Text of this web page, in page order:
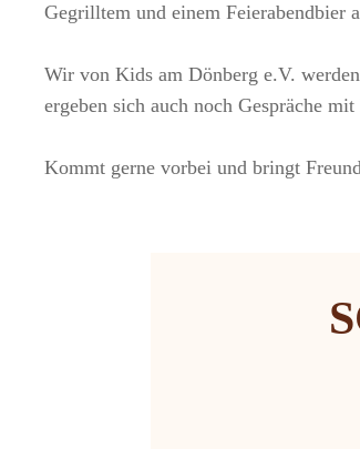
Gegrilltem und einem Feierabendbier
Wir von Kids am Dönberg e.V.
ergeben sich auch noch Gespräche mit
Kommt gerne vorbei und bringt